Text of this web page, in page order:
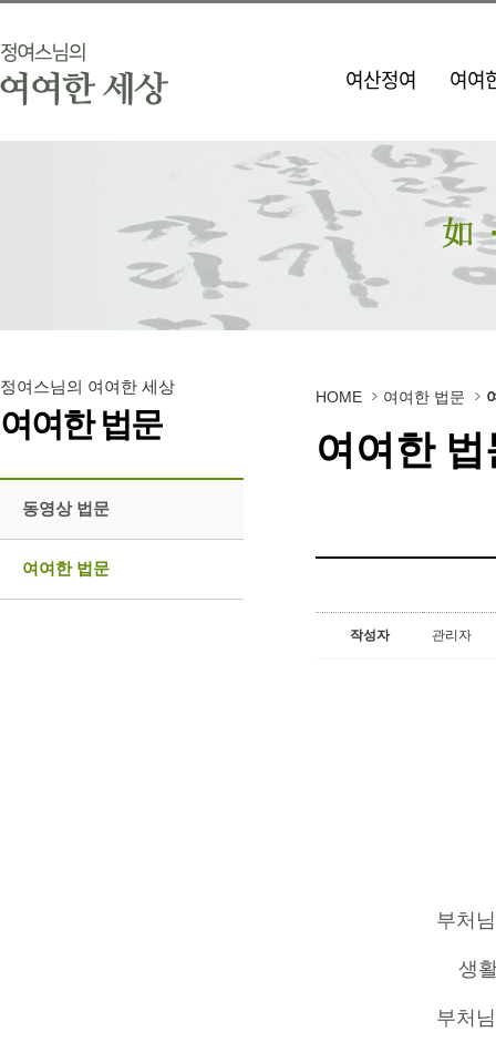
여산정여 여여
정여스님의 여여한 세상
여여한 법문
동영상 법문
여여한 법문
HOME 여여한 법문
여여한 법
작성자 관리자
부처
생
부처